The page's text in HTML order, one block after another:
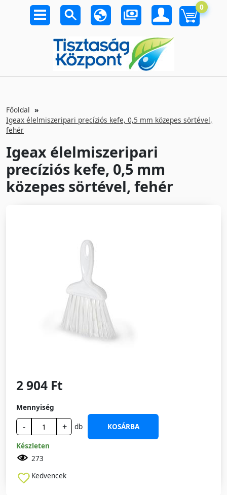
0
Főoldal
Igeax élelmiszeripari precíziós kefe, 0,5 mm közepes sörtével,
fehér
Igeax élelmiszeripari
precíziós kefe, 0,5 mm
közepes sörtével, fehér
2 904 Ft
Mennyiség
- + db
KOSÁRBA
Készleten
273
Kedvencek